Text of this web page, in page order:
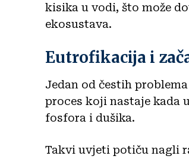
kisika u vodi, što može
ekosustava.
Eutrofikacija i
Jedan od čestih
proces koji nastaje kada
fosfora i dušika.
Takvi uvjeti potiču nagli